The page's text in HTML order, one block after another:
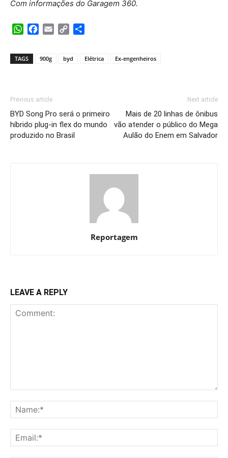
Com informações do Garagem 360.
WhatsApp
Facebook
Email Copy
TAGS 900g byd Elétrica Ex-engenheiros
Previous article
BYD Song Pro será o primeiro
híbrido plug-in flex do mundo
produzido no Brasil
Next article
Mais de 20 linhas de ônibus
vão atender o público do Mega
Aulão do Enem em Salvador
Reportagem
LEAVE A REPLY